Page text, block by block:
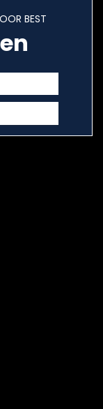
BEST